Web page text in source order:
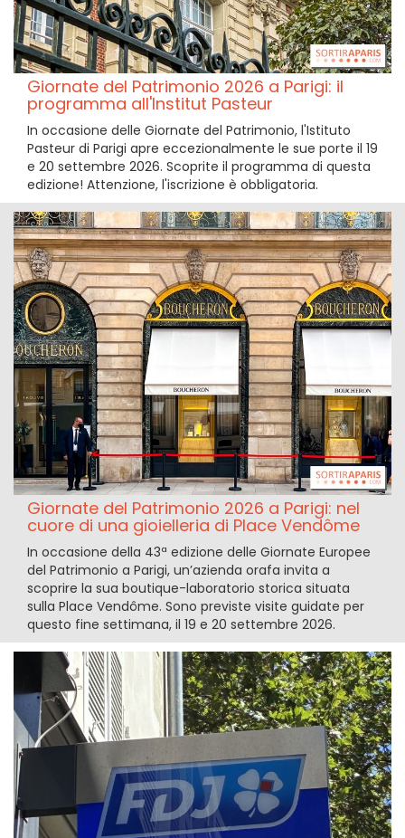
Giornate del Patrimonio 2026 a Parigi: il
programma all'Institut Pasteur
In occasione delle Giornate del Patrimonio, l'Istituto
Pasteur di Parigi apre eccezionalmente le sue porte il 19
e 20 settembre 2026. Scoprite il programma di questa
edizione! Attenzione, l'iscrizione è obbligatoria.
Giornate del Patrimonio 2026 a Parigi: nel
cuore di una gioielleria di Place Vendôme
In occasione della 43ª edizione delle Giornate Europee
del Patrimonio a Parigi, un’azienda orafa invita a
scoprire la sua boutique-laboratorio storica situata
sulla Place Vendôme. Sono previste visite guidate per
questo fine settimana, il 19 e 20 settembre 2026.